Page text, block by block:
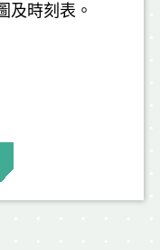
及時刻表 。